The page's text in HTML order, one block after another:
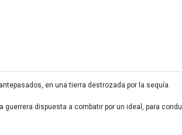
en una tierra destrozada por la sequía.
dispuesta a combatir por un ideal, para